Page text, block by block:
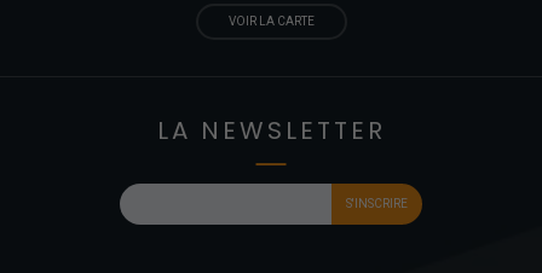
VOIR LA CARTE
LA NEWSLETTER